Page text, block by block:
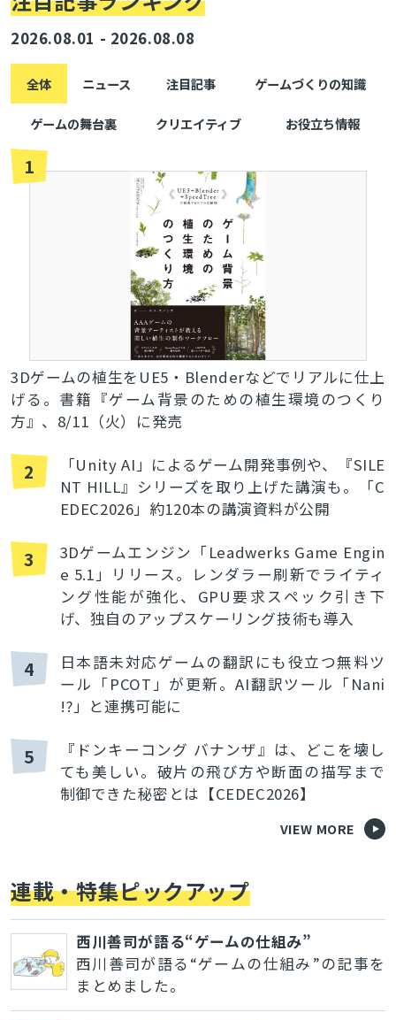
2026.08.01 - 2026.08.08
全体 ニュース 注目記事 ゲームづくりの知識
ゲームの舞台裏 クリエイティブ お役立ち情報
1
3Dゲームの植生をUE5・Blenderなどでリアルに仕上
げる。書籍『ゲーム背景のための植生環境のつくり
方』、8/11（火）に発売
2
「Unity AI」によるゲーム開発事例や、『SILE
NT HILL』シリーズを取り上げた講演も。「C
EDEC2026」約120本の講演資料が公開
3
3Dゲームエンジン「Leadwerks Game Engin
e 5.1」リリース。レンダラー刷新でライティ
ング性能が強化、GPU要求スペック引き下
げ、独自のアップスケーリング技術も導入
4
日本語未対応ゲームの翻訳にも役立つ無料ツ
ール「PCOT」が更新。AI翻訳ツール「Nani
!?」と連携可能に
5
『ドンキーコング バナンザ』は、どこを壊し
ても美しい。破片の飛び方や断面の描写まで
制御できた秘密とは【CEDEC2026】
VIEW MORE
連載・特集ピックアップ
西川善司が語る“ゲームの仕組み”
西川善司が語る“ゲームの仕組み”の記事を
まとめました。
とじる
検索